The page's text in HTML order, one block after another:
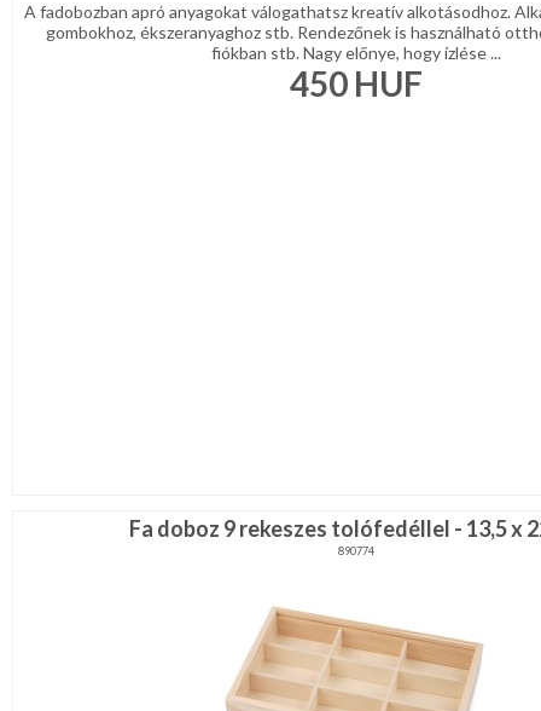
A fadobozban apró anyagokat válogathatsz kreatív alkotásodhoz.
gombokhoz, ékszeranyaghoz stb. Rendezőnek is használható
fiókban stb. Nagy előnye, hogy ízlése ...
450HUF
Fa doboz 9 rekeszes tolófedéllel - 13,5 x
890774